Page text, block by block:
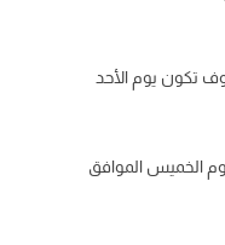
يوم الأحد
الموافق